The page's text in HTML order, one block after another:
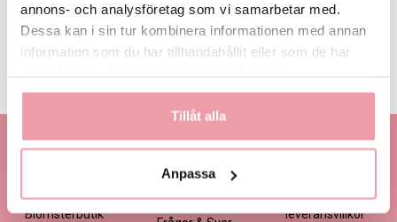
annons- och analysföretag som vi samarbetar med.
Dessa kan i sin tur kombinera informationen med annan
information som du har tillhandahållit eller som de har
Tillåt alla
Anpassa
Produktinformation Läs mer
Kontakta oss
Ansökan -
Blomsterbutik
Information
Om oss
Om cookies
Handla
Köp- och
leveransvillkor